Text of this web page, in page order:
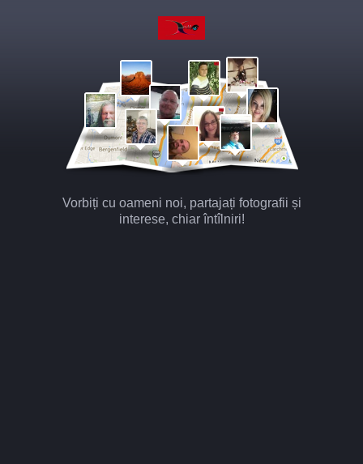
Vorbiți cu oameni noi, partajați fotografii și
interese, chiar întîlniri!